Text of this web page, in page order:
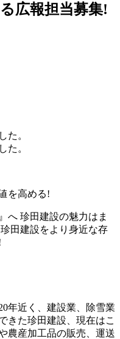
広報担当募集!
た。
た。
を高める!
へ 珍田建設の魅力はま
田建設をより身近な存
年近く、建設業、除雪業
きた珍田建設、現在はこ
農産加工品の販売、運送